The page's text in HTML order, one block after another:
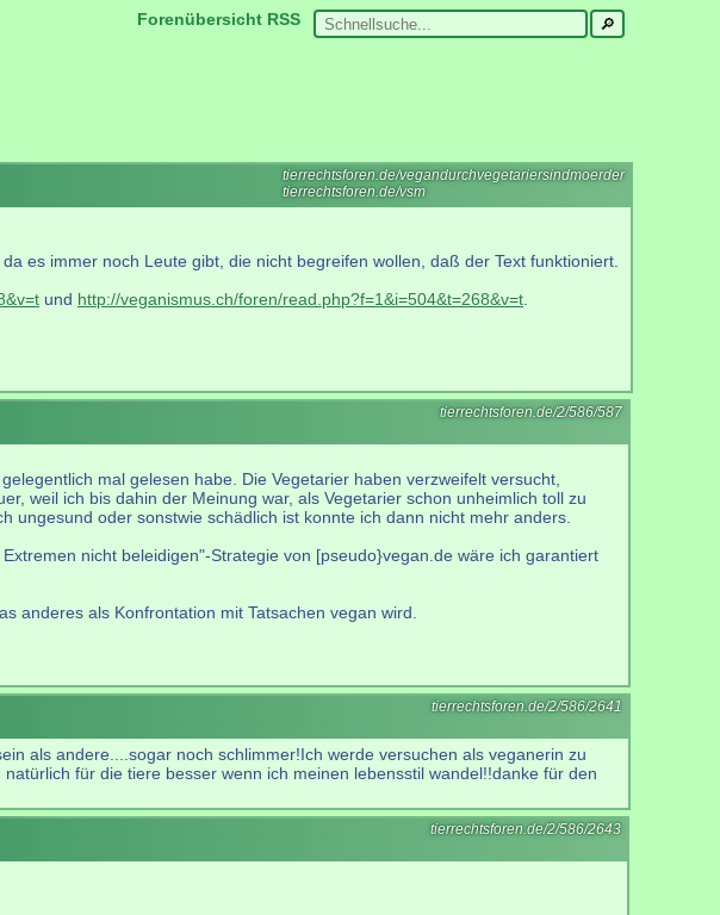
Forenübersicht RSS
tierrechtsforen.de/vegandurchvegetariersindmoerder
tierrechtsforen.de/vsm
es immer noch Leute gibt, die nicht begreifen wollen, daß der Text funktioniert.
und http://veganismus.ch/foren/read.php?f=1&i=504&t=268&v=t
tierrechtsforen.de/2/586/587
mal gelesen habe. Die Vegetarier haben verzweifelt versucht,
weil ich bis dahin der Meinung war, als Vegetarier schon unheimlich toll zu
oder sonstwie schädlich ist konnte ich dann nicht mehr anders.
nicht beleidigen"-Strategie von [pseudo}vegan.de wäre ich garantiert
anderes als Konfrontation mit Tatsachen vegan wird.
tierrechtsforen.de/2/586/2641
als andere....sogar noch schlimmer!Ich werde versuchen als veganerin zu
für die tiere besser wenn ich meinen lebensstil wandel!!danke für den
tierrechtsforen.de/2/586/2643